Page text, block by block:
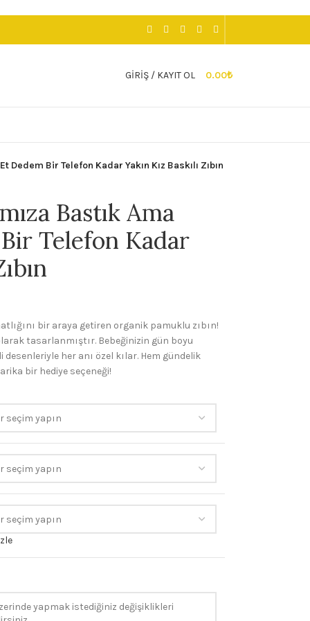
GIRIŞ / KAYIT OL 0.00₺
Bir Telefon Kadar Yakın Kız Baskılı Zıbın
Bastık Ama
Telefon Kadar
bir araya getiren organik pamuklu zıbın!
tasarlanmıştır. Bebeğinizin gün boyu
her anı özel kılar. Hem gündelik
bir hediye seçeneği!